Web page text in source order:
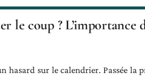
le coup ? L’importance
hasard sur le calendrier. Passée la